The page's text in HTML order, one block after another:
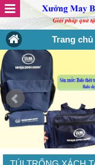
Trang chủ